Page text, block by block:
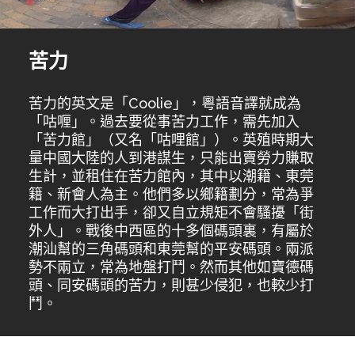
苦力
苦力的英文是「Coolie」，粵語音譯就成為
「咕喱」。過去要從事苦力工作，需先加入
「苦力館」（又名「咕哩館」）。英殖時期大
量中國大陸的人到港謀生，只能出賣勞力賺取
生計，並租住在苦力館內，其中以潮籍、東莞
籍、新會人為主。他們多以鄉籍劃分，常為爭
工作而大打出手，卻又自立規矩不會騷擾「街
外人」。戰後中西區的十多個碼頭裏，有屬於
潮汕幫的三角碼頭和東莞幫的平安碼頭。兩派
勢不兩立，常為地盤打鬥。然而其他如寶德碼
頭、同安碼頭的苦力，則甚少侵犯，也較少打
鬥。